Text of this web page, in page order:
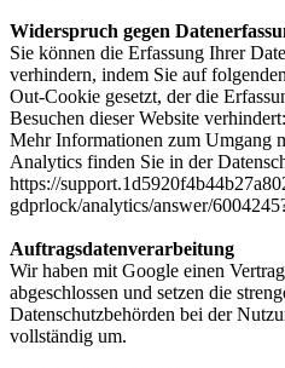
Widerspruch gegen
Sie können die Erfassung Ihrer
verhindern, indem Sie auf
Out-Cookie gesetzt, der die
Besuchen dieser Website
Mehr Informationen zum Umgang
Analytics finden Sie in der
https://
gdprlock/analytics/answer/
Auftragsdatenverarbeitung
Wir haben mit Google einen
abgeschlossen und setzen die
Datenschutzbehörden bei der
vollständig um.